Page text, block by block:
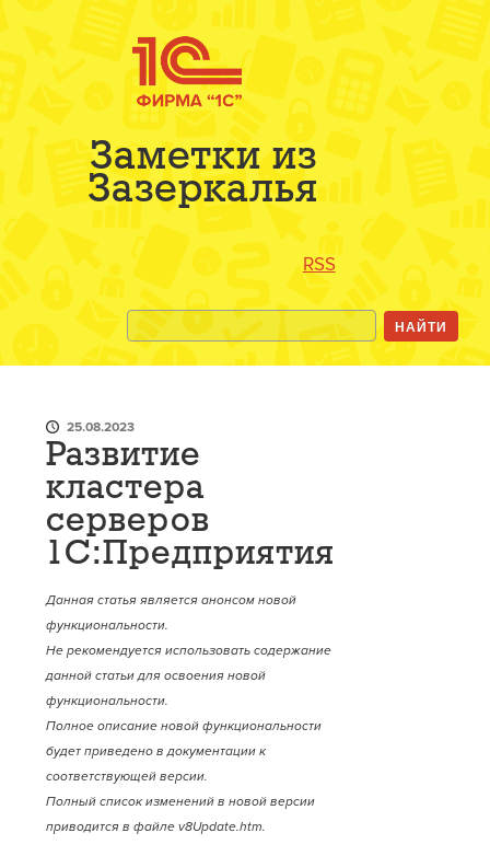
Заметки из
Зазеркалья
RSS
25.08.2023
Развитие
кластера
серверов
1С:Предприятия
Данная статья является анонсом новой
функциональности.
Не рекомендуется использовать содержание
данной статьи для освоения новой
функциональности.
Полное описание новой функциональности
будет приведено в документации к
соответствующей версии.
Полный список изменений в новой версии
приводится в файле v8Update.htm.